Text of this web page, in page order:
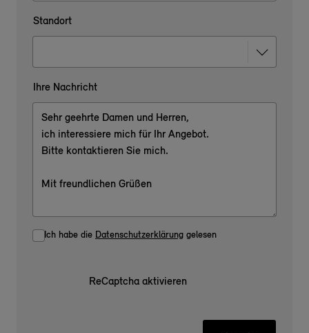
Standort
Ihre Nachricht
Ich habe die Datenschutzerklärung gelesen
ReCaptcha aktivieren